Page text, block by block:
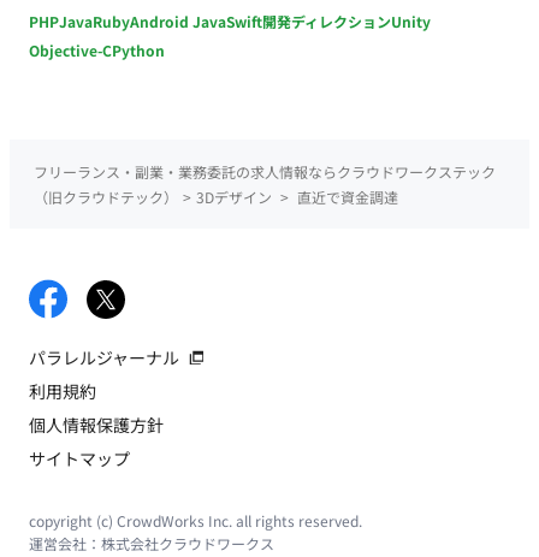
PHPJavaRubyAndroid JavaSwift開発ディレクションUnity
Objective-CPython
フリーランス・副業・業務委託の求人情報ならクラウドワークステック
（旧クラウドテック）
> 3Dデザイン > 直近で資金調達
パラレルジャーナル
利用規約
個人情報保護方針
サイトマップ
copyright (c) CrowdWorks Inc. all rights reserved.
運営会社： 株式会社クラウドワークス